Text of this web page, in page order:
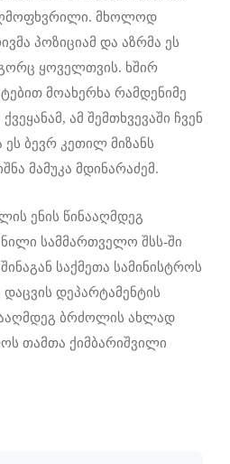
მხოლოდ
პოზიციამ და აზრმა ეს
ყოველთვის. ხშირ
მოახერხა რამდენიმე
ამ შემთხვევაში ჩვენ
ბევრ კეთილ მიზანს
მამუკა მდინარაძემ.
ენის წინააღმდეგ
სამმართველო შსს-ში
საქმეთა სამინისტროს
დეპარტამენტის
ბრძოლის ახლად
თამთა ქიმბარიშვილი